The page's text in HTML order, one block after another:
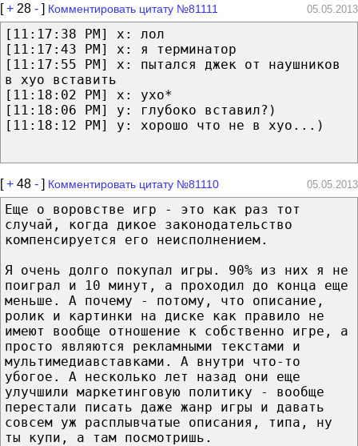
[+ 28 - ] Комментировать цитату №81111 05.05.2013
[11:17:38 PM] x: лол
[11:17:43 PM] x: я терминатор
[11:17:55 PM] x: пытался джек от наушников
в хуо вставить
[11:18:02 PM] x: ухо*
[11:18:06 PM] y: глубоко вставил?)
[11:18:12 PM] y: хорошо что не в хуо...)
[+ 48 - ] Комментировать цитату №81110 05.05.2013
Еще о воровстве игр - это как раз тот
случай, когда дикое законодательство
компенсируется его неисполнением.
Я очень долго покупал игры. 90% из них я не
поиграл и 10 минут, а проходил до конца еще
меньше. А почему - потому, что описание,
ролик и картинки на диске как правило не
имеют вообще отношение к собственно игре, а
просто являются рекламными текстами и
мультимедиавставками. А внутри что-то
убогое. А несколько лет назад они еще
улучшили маркетинговую политику - вообще
перестали писать даже жанр игры и давать
совсем уж расплывчатые описания, типа, ну
ты купи, а там посмотришь.